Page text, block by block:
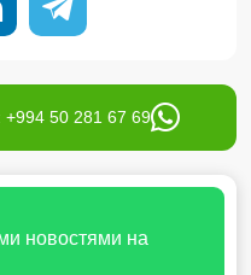
50 281 67 69
новостями на